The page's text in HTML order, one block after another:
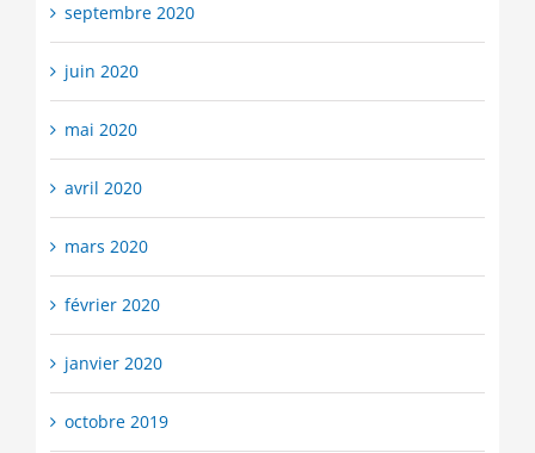
septembre 2020
juin 2020
mai 2020
avril 2020
mars 2020
février 2020
janvier 2020
octobre 2019